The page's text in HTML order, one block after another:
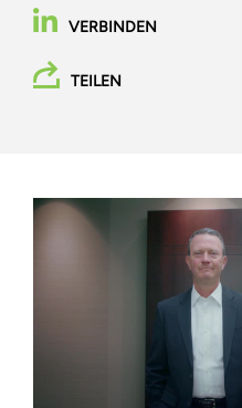
VERBINDEN
TEILEN